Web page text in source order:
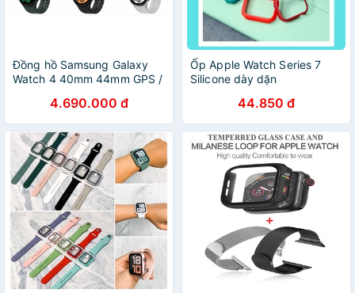
Đồng hồ Samsung Galaxy
Watch 4 40mm 44mm GPS /
4.690.000 đ
Ốp Apple Watch Series 7
Silicone dày dặn
44.850 đ